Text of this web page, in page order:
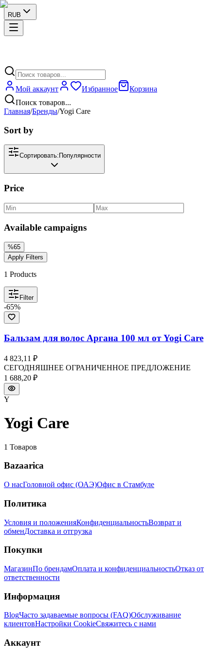
RUB
Мой аккаунт Избранное
Корзина
Поиск товаров...
Главная/Бренды/Yogi Care
Sort by
Сортировать: Популярности
Price
Available campaigns
%65
Apply Filters
1 Products
Filter
-65%
Бальзам для волос Аргана 100 мл от Yogi Care
4 823,11 ₽
СЕГОДНЯШНЕЕ ОГРАНИЧЕННОЕ ПРЕДЛОЖЕНИЕ
1 688,20 ₽
Y
Yogi Care
1 Товаров
Bazaarica
О насГоловной офис (ОАЭ)Офис в Стамбуле
Политика
Условия и положенияКонфиденциальностьВозврат и
обменДоставка и отгрузка
Покупки
МагазинПо брендамОплата и конфиденциальностьОтказ от
ответственности
Информация
BlogЧасто задаваемые вопросы (FAQ)Обслуживание
клиентовНастройки CookieСвяжитесь с нами
Аккаунт